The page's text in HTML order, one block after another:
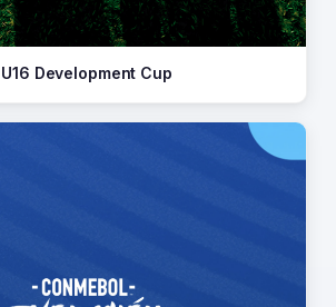
U16 Development Cup